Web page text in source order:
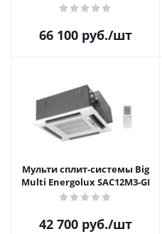
66 100руб./шт
Мульти сплит-системы Big
Multi Energolux SAС12M3-GI
42 700руб./шт